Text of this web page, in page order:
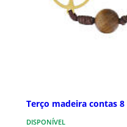
Terço madeira contas
DISPONÍVEL